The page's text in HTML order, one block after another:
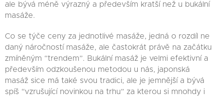
ale bývá méně výrazný a především kratší než u bukální
masáže.
Co se týče ceny za jednotlivé masáže, jedná o rozdíl ne
daný náročností masáže, ale častokrát právě na začátku
zmíněným “trendem”. Bukální masáž je velmi efektivní a
především odzkoušenou metodou u nás, japonská
masáž sice má také svou tradici, ale je jemnější a bývá
spíš “vzrušující novinkou na trhu” za kterou si mnohdy i